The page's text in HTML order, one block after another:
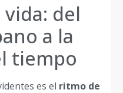
del
a la
tiempo
es el ritmo de